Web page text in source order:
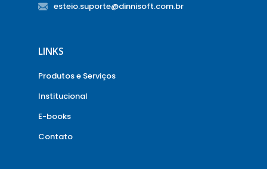
esteio.suporte@dinnisoft.com.br
LINKS
Produtos e Serviços
Institucional
E-books
Contato